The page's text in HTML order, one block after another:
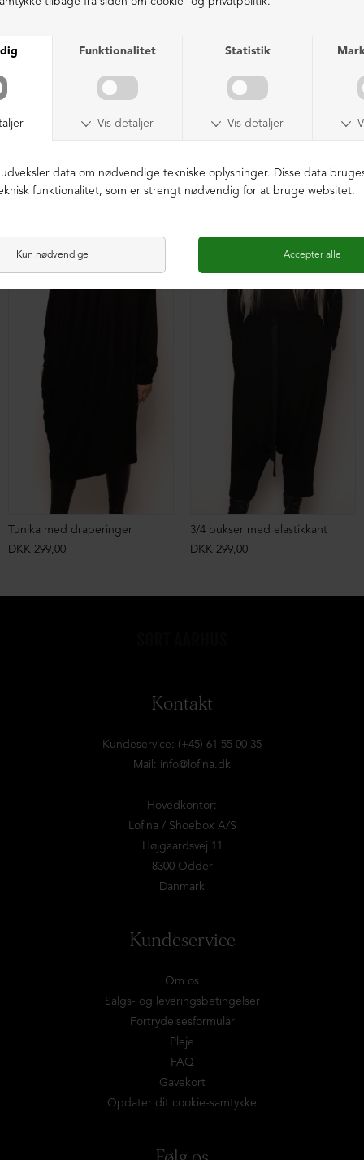
Tunika med draperinger
DKK 299,00
3/4 bukser med elastikkant
DKK 299,00
Kontakt
Kundeservice: (+45) 61 55 00 35
Mail: info@lofina.dk
Hovedkontor:
Lofina / Shoebox A/S
Højgaardsvej 11
8300 Odder
Danmark
Kundeservice
Om os
Salgs- og leveringsbetingelser
Fortrydelsesformular
Pleje
FAQ
Gavekort
Opdater dit cookie-samtykke